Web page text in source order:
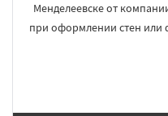
Свердловск Северный
Томилино
Фосфоритный Фряново
Менделеевске от
при оформлении стен или
Даю согласие на